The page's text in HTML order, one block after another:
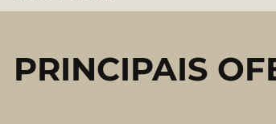
PRINCIPAIS